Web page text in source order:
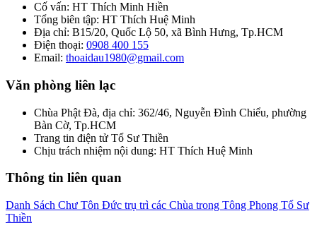
Cố vấn: HT Thích Minh Hiền
Tổng biên tập: HT Thích Huệ Minh
Địa chỉ: B15/20, Quốc Lộ 50, xã Bình Hưng, Tp.HCM
Điện thoại: 0908 400 155
Email: thoaidau1980@gmail.com
Văn phòng liên lạc
Chùa Phật Đà, địa chỉ: 362/46, Nguyễn Đình Chiểu, phường
Bàn Cờ, Tp.HCM
Trang tin điện tử Tổ Sư Thiền
Chịu trách nhiệm nội dung: HT Thích Huệ Minh
Thông tin liên quan
Danh Sách Chư Tôn Đức trụ trì các Chùa trong Tông Phong Tổ Sư
Thiền